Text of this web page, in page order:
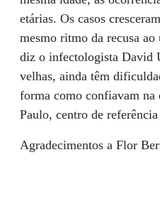
etárias. Os casos
mesmo ritmo da recusa
diz o infectologista David
velhas, ainda têm
forma como confiavam
Paulo, centro de
Agradecimentos a Flor